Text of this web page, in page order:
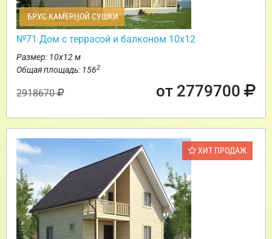
БРУС КАМЕРНОЙ СУШКИ
№71 Дом с террасой и балконом 10х12
Размер: 10х12 м
Общая площадь: 1562
2918670 от 2779700
ХИТ ПРОДАЖ